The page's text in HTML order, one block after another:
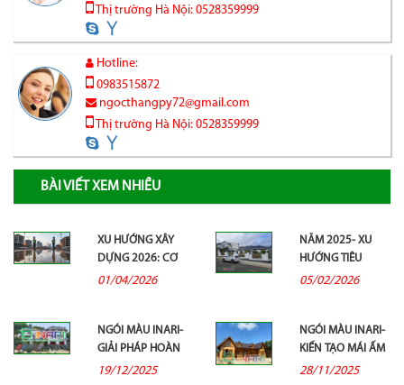
Thị trường Hà Nội: 0528359999
Hotline:
0983515872
ngocthangpy72@gmail.com
Thị trường Hà Nội: 0528359999
BÀI VIẾT XEM NHIỀU
XU HƯỚNG XÂY
DỰNG 2026: CƠ
HỘI LỚN CHO
01/04/2026
NĂM 2025- XU
HƯỚNG TIÊU
DÙNG BỀN VỮNG,
05/02/2026
NGÓI MÀU INARI-
GIẢI PHÁP HOÀN
HẢO CHO MỌI
19/12/2025
NGÓI MÀU INARI-
KIẾN TẠO MÁI ẤM
TRONG THỜI ĐẠI
28/11/2025